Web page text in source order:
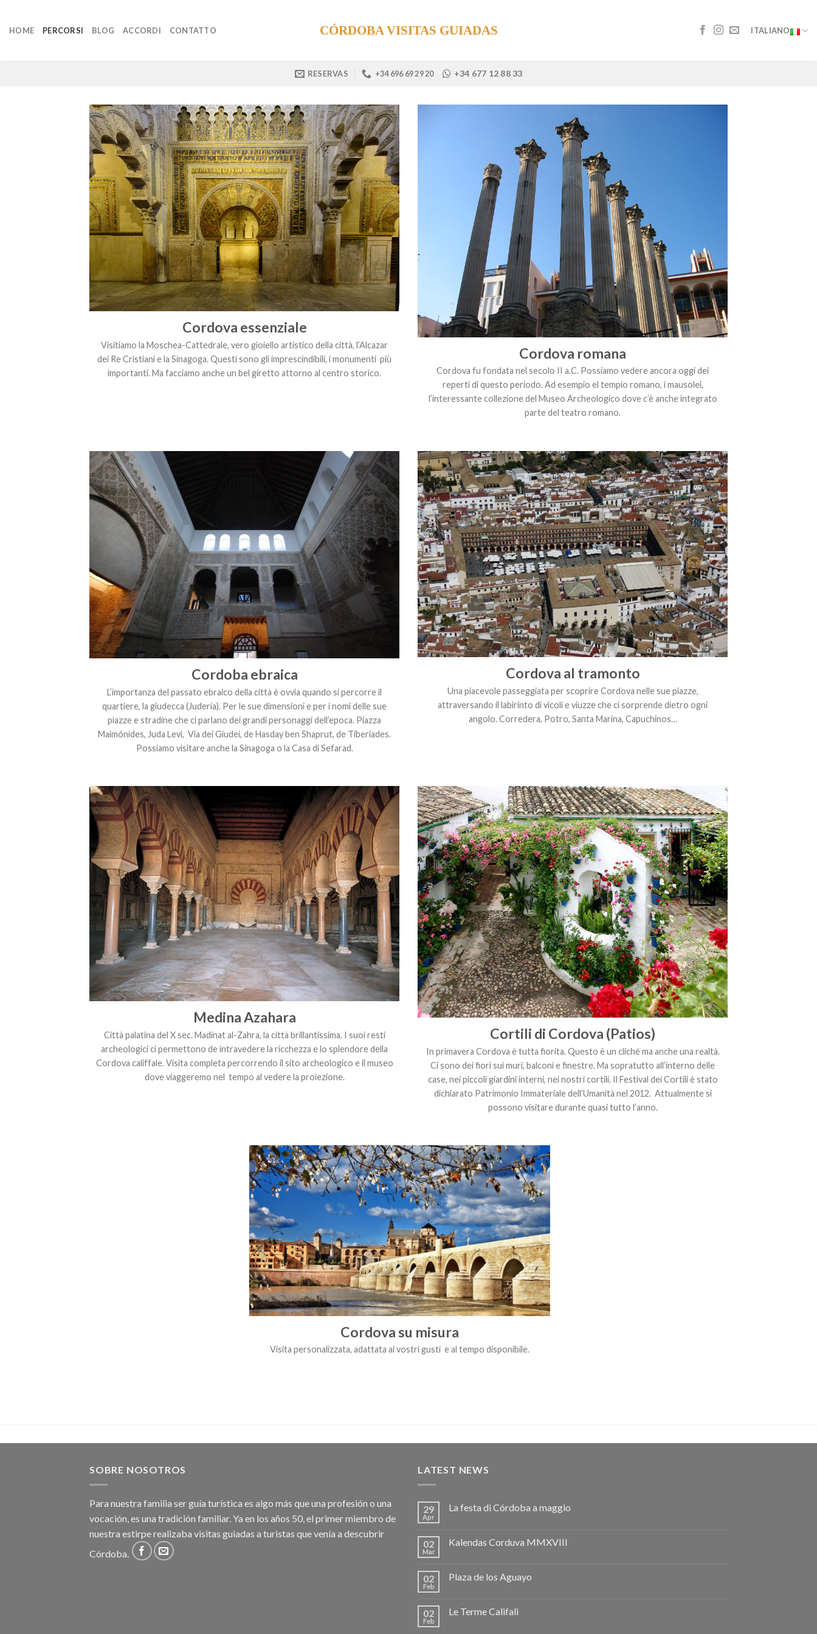
content
CÓRDOBA VISITAS GUIADAS
HOME PERCORSI BLOG ACCORDI CONTATTO ITALIANO
RESERVAS +34 696 69 29 20 +34 677 12 88 33
Cordova essenziale
Visitiamo la Moschea-Cattedrale, vero gioiello artistico della città, l’Alcazar
dei Re Cristiani e la Sinagoga. Questi sono gli imprescindibili, i monumenti più
importanti. Ma facciamo anche un bel giretto attorno al centro storico.
Cordova romana
Cordova fu fondata nel secolo II a.C. Possiamo vedere ancora oggi dei
reperti di questo periodo. Ad esempio el tempio romano, i mausolei,
l’interessante collezione del Museo Archeologico dove c’è anche integrato
parte del teatro romano.
Cordoba ebraica
L’importanza del passato ebraico della città è ovvia quando si percorre il
quartiere, la giudecca (Judería). Per le sue dimensioni e per i nomi delle sue
piazze e stradine che ci parlano dei grandi personaggi dell’epoca. Piazza
Maimónides, Juda Levi, Via dei Giudei, de Hasday ben Shaprut, de Tiberiades.
Possiamo visitare anche la Sinagoga o la Casa di Sefarad.
Cordova al tramonto
Una piacevole passeggiata per scoprire Cordova nelle sue piazze,
attraversando il labirinto di vicoli e viuzze che ci sorprende dietro ogni
angolo. Corredera, Potro, Santa Marina, Capuchinos…
Medina Azahara
Città palatina del X sec. Madinat al-Zahra, la città brillantissima. I suoi resti
archeologici ci permettono de intravedere la ricchezza e lo splendore della
Cordova califfale. Visita completa percorrendo il sito archeologico e il museo
dove viaggeremo nel tempo al vedere la proiezione.
Cortili di Cordova (Patios)
In primavera Cordova è tutta fiorita. Questo è un cliché ma anche una realtà.
Ci sono dei fiori sui muri, balconi e finestre. Ma sopratutto all’interno delle
case, nei piccoli giardini interni, nei nostri cortili. Il Festival dei Cortili è stato
dichiarato Patrimonio Immateriale dell’Umanità nel 2012. Attualmente si
possono visitare durante quasi tutto l’anno.
Cordova su misura
Visita personalizzata, adattata ai vostri gusti e al tempo disponibile.
SOBRE NOSOTROS
Para nuestra familia ser guía turística es algo más que una profesión o una
vocación, es una tradición familiar. Ya en los años 50, el primer miembro de
nuestra estirpe realizaba visitas guiadas a turistas que venía a descubrir
Córdoba.
LATEST NEWS
29
Apr
La festa di Córdoba a maggio
02
Mar
Kalendas Corduva MMXVIII
02
Feb
Plaza de los Aguayo
02
Feb
Le Terme Califali